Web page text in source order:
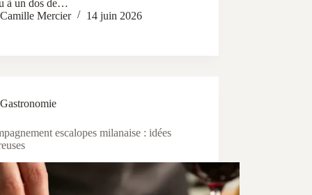
à un dos de…
Camille Mercier
14 juin 2026
Gastronomie
escalopes milanaise : idées